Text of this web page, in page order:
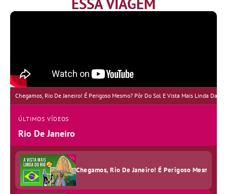
Chegamos, Rio De Janeiro! É Perigoso Mesmo? Pôr Do Sol E Vista Mais Linda Da
ÚLTIMOS VÍDEOS
Rio De Janeiro
Chegamos, Rio De Janeiro! É Perigoso Mesmo?